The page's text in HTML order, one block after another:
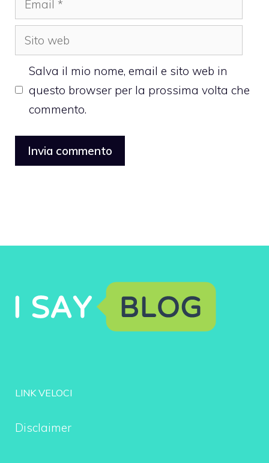
Sito
web
Salva il mio nome, email e sito web in
questo browser per la prossima volta che
commento.
LINK VELOCI
Disclaimer